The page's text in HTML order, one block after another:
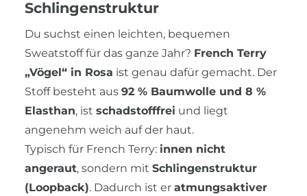
Schlingenstruktur
Du suchst einen leichten, bequemen
Sweatstoff für das ganze Jahr? French Terry
„Vögel“ in Rosa ist genau dafür gemacht. Der
Stoff besteht aus 92 % Baumwolle und 8 %
Elasthan, ist schadstofffrei und liegt
angenehm weich auf der haut.
Typisch für French Terry: innen nicht
angeraut, sondern mit Schlingenstruktur
(Loopback). Dadurch ist er atmungsaktiver